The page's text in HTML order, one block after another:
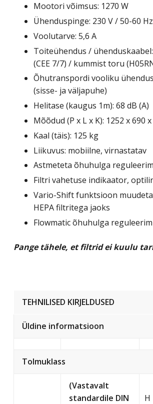
Mootori võimsus: 1270 W
Ühenduspinge: 230 V / 50-60 Hz
Voolutarve: 5,6 A
Toiteühendus /
(CEE 7/7) / kummist toru
Õhutranspordi vooliku
(sisse- ja väljapuhe)
Helitase (kaugus 1m): 68 dB (A)
Mõõdud (P x L x K): 1252 x 690
Kaal (täis): 125 kg
Liikuvus: mobiilne, virnastatav
Astmeteta õhuhulga
Filtri vahetuse indikaator,
Vario-Shift funktsioon
HEPA filtritega jaoks
Flowmatic õhuhulga
Pange tähele, et filtrid ei kuulu
TEHNILISED KIRJELDUSED
Üldine informatsioon
Tolmuklass
(Vastavalt
standardile DIN
H